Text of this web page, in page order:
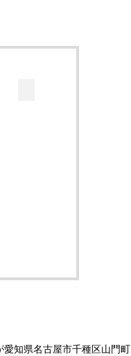
知県名古屋市千種区山門町